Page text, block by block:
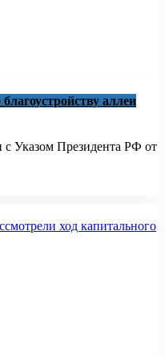
аллеи
с Указом Президента РФ от